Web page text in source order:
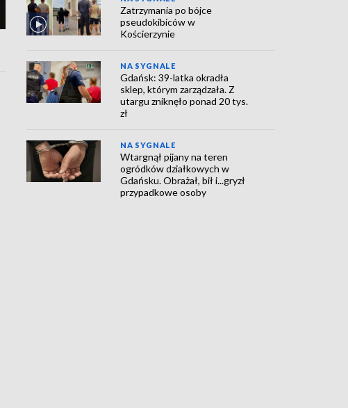
Zatrzymania po bójce
pseudokibiców w
Kościerzynie
NA SYGNALE
Gdańsk: 39-latka okradła
sklep, którym zarządzała. Z
utargu zniknęło ponad 20 tys.
zł
NA SYGNALE
Wtargnął pijany na teren
ogródków działkowych w
Gdańsku. Obrażał, bił i...gryzł
przypadkowe osoby